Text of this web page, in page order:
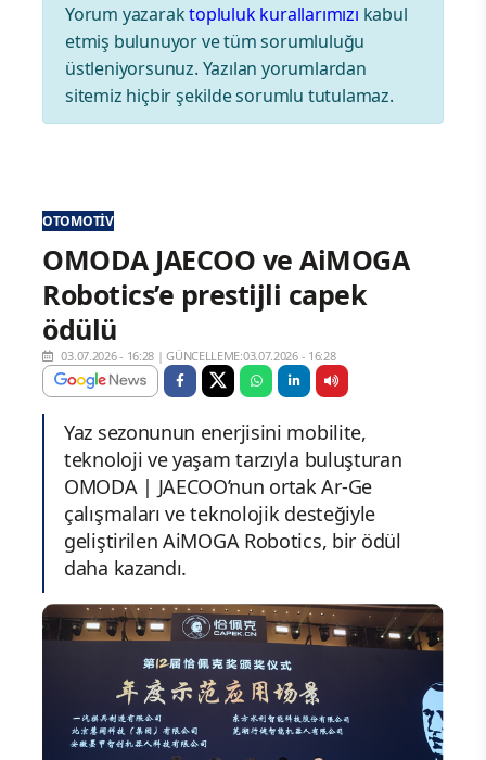
Yorum yazaraktopluluk kurallarımızı kabul
etmiş bulunuyor ve tüm sorumluluğu
üstleniyorsunuz. Yazılan yorumlardan
sitemiz hiçbir şekilde sorumlu tutulamaz.
OTOMOTIV
OMODA JAECOO ve AiMOGA
Robotics’e prestijli capek
ödülü
03.07.2026 - 16:28 |GÜNCELLEME:03.07.2026 - 16:28
Yaz sezonunun enerjisini mobilite,
teknoloji ve yaşam tarzıyla buluşturan
OMODA | JAECOO’nun ortak Ar-Ge
çalışmaları ve teknolojik desteğiyle
geliştirilen AiMOGA Robotics, bir ödül
daha kazandı.